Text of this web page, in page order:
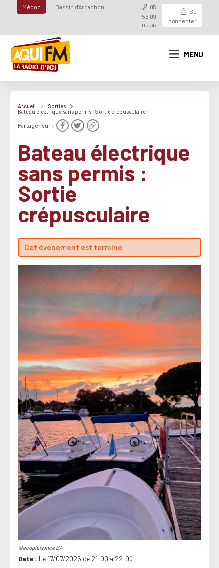
Médoc Bassin d'Arcachon
05
56 09
05 35
Se
connecter
MENU
Accueil
Sorties
Bateau électrique sans permis : Sortie crépusculaire
Partager sur :
Bateau électrique
sans permis :
Sortie
crépusculaire
Cet évenement est terminé
©écoplaisance BA
Date
Le 17/07/2026 de 21:00 à 22:00